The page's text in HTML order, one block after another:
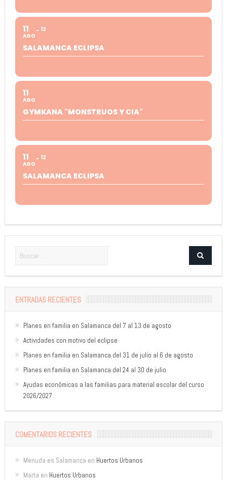
11
AGO
12
SALAMANCA ECLIPSA
11
AGO
GYMKANA "MONSTRUOS Y CIA"
11
AGO
12
SALAMANCA ECLIPSA
ENTRADAS RECIENTES
Planes en familia en Salamanca del 7 al 13 de agosto
Actividades con motivo del eclipse
Planes en familia en Salamanca del 31 de julio al 6 de agosto
Planes en familia en Salamanca del 24 al 30 de julio
Ayudas económicas a las familias para material escolar del curso
2026/2027
COMENTARIOS RECIENTES
Menuda es Salamanca en Huertos Urbanos
Marta en Huertos Urbanos